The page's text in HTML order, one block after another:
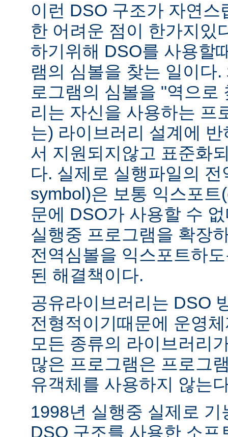
이런 DSO 구조가 자연
한 어려운 점이 한가지있
하기위해 DSO를 사용할
램의 심볼을 찾는 일이다
로그램의 심볼을 "역으로
리는 자신을 사용하는 프
는) 라이브러리 설계에
서 지원되지않고 표준화
다. 실제로 실행파일의
symbol)은 보통 익스포
문에 DSO가 사용할 수
실행중 프로그램을 확장
전역심볼을 익스포트하
된 해결책이다.
공유라이브러리는 DSO
전형적이기때문에 운영
모든 종류의 라이브러리
많은 프로그램은 프로그
유객체를 사용하지 않는
1998년 실행중 실제로
DSO 구조를 사용한 소